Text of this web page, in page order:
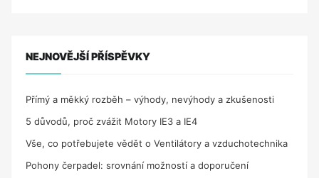
NEJNOVĚJŠÍ PŘÍSPĚVKY
Přímý a měkký rozběh – výhody, nevýhody a zkušenosti
5 důvodů, proč zvážit Motory IE3 a IE4
Vše, co potřebujete vědět o Ventilátory a vzduchotechnika
Pohony čerpadel: srovnání možností a doporučení